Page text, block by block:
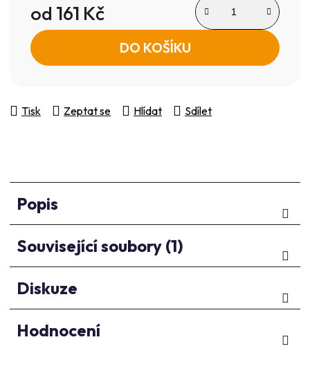
od 161 Kč
Měrná cena:
DO KOŠÍKU
Tisk Zeptat se Hlídat Sdílet
Popis
Související soubory (1)
Diskuze
Hodnocení